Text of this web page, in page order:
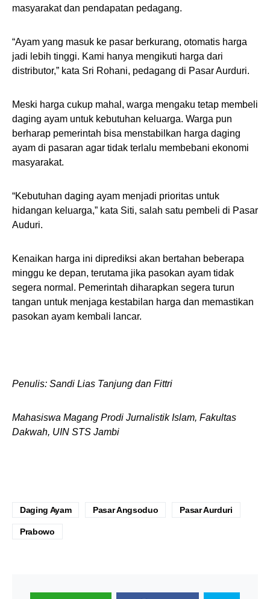
masyarakat dan pendapatan pedagang.
“Ayam yang masuk ke pasar berkurang, otomatis harga
jadi lebih tinggi. Kami hanya mengikuti harga dari
distributor,” kata Sri Rohani, pedagang di Pasar Aurduri.
Meski harga cukup mahal, warga mengaku tetap membeli
daging ayam untuk kebutuhan keluarga. Warga pun
berharap pemerintah bisa menstabilkan harga daging
ayam di pasaran agar tidak terlalu membebani ekonomi
masyarakat.
“Kebutuhan daging ayam menjadi prioritas untuk
hidangan keluarga,” kata Siti, salah satu pembeli di Pasar
Auduri.
Kenaikan harga ini diprediksi akan bertahan beberapa
minggu ke depan, terutama jika pasokan ayam tidak
segera normal. Pemerintah diharapkan segera turun
tangan untuk menjaga kestabilan harga dan memastikan
pasokan ayam kembali lancar.
Penulis: Sandi Lias Tanjung dan Fittri
Mahasiswa Magang Prodi Jurnalistik Islam, Fakultas
Dakwah, UIN STS Jambi
Daging Ayam Pasar Angsoduo Pasar Aurduri
Prabowo